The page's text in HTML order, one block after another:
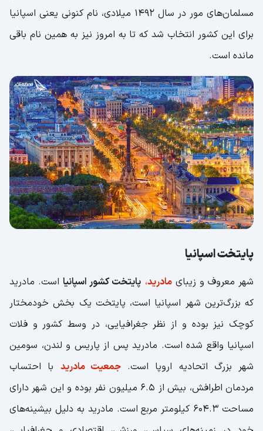
مسلمان‌های مور در سال 1492 میلادی، نام کنونی یعنی اسپانیا
برای این کشور انتخاب شد که تا به امروز نیز به همین نام باقی
مانده است.
پایتخت اسپانیا
شهر معروف و زیبایمادرید، پایتخت کشور اسپانیااست. مادرید
که بزرگ‌ترین شهر اسپانیا است، پایتخت یک بخش خودمختار
کوچک نیز بوده و از نظر جغرافیایی، در وسط کشور و فلات
اسپانیا واقع شده است. مادرید پس از پاریس و لندن، سومین
شهر بزرگ اتحادیه اروپا است.جمعیت مادرید با احتساب
مردمان اطرافش، بیش از 6.5 میلیون نفر بوده و این شهر دارای
مساحت 604.3 کیلومتر مربع است. مادرید به دلیل بیشینه‌های